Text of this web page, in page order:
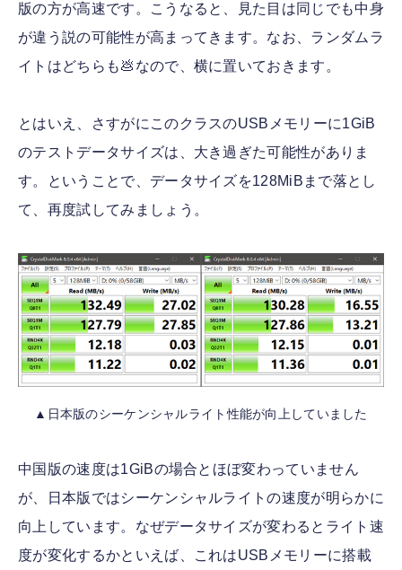
版の方が高速です。こうなると、見た目は同じでも中身
が違う説の可能性が高まってきます。なお、ランダムラ
イトはどちらも💩なので、横に置いておきます。
とはいえ、さすがにこのクラスのUSBメモリーに1GiB
のテストデータサイズは、大き過ぎた可能性がありま
す。ということで、データサイズを128MiBまで落とし
て、再度試してみましょう。
▲日本版のシーケンシャルライト性能が向上していました
中国版の速度は1GiBの場合とほぼ変わっていません
が、日本版ではシーケンシャルライトの速度が明らかに
向上しています。なぜデータサイズが変わるとライト速
度が変化するかといえば、これはUSBメモリーに搭載